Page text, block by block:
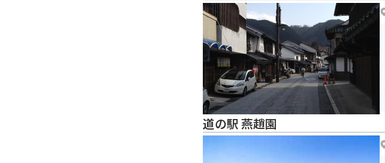
道の駅 燕趙園